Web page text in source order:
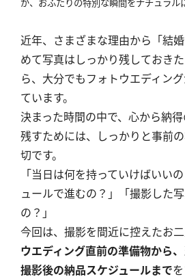
が、おふたりの特別な瞬間をナチュラル
近年、さまざまな理由から「結
めて写真はしっかり残しておき
ら、大分でもフォトウエディン
ています。
決まった時間の中で、心から納
残すためには、しっかりと事前
切です。
「当日は何を持っていけばいい
ュールで進むの？」「撮影した
の？」
今回は、撮影を間近に控えたお二
ウエディング直前の準備物から
撮影後の納品スケジュールまで